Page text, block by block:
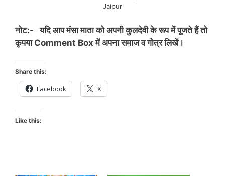
Jaipur
नोट:- यदि आप मंसा माता को अपनी कुलदेवी के रूप में पूजते हैं तो
कृपया Comment Box में अपना समाज व गोत्र लिखें।
Share this:
Facebook X
Like this: